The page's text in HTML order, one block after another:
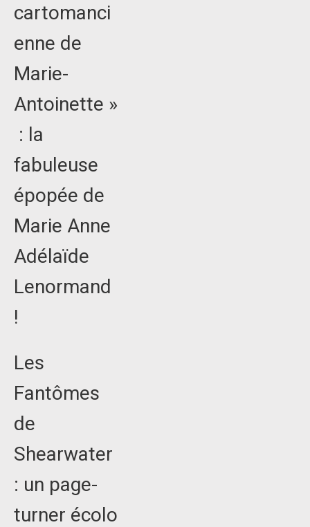
cartomanci
enne de
Marie-
Antoinette »
: la
fabuleuse
épopée de
Marie Anne
Adélaïde
Lenormand
!
Les
Fantômes
de
Shearwater
: un page-
turner écolo